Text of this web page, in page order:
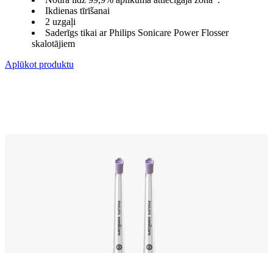
Ikdienas tīrīšanai
2 uzgaļi
Saderīgs tikai ar Philips Sonicare Power Flosser
skalotājiem
Aplūkot produktu